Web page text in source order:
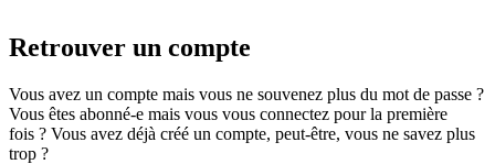
Retrouver un compte
Vous avez un compte mais vous ne souvenez plus du mot de passe ?
Vous êtes abonné-e mais vous vous connectez pour la première
fois ? Vous avez déjà créé un compte, peut-être, vous ne savez plus
trop ?